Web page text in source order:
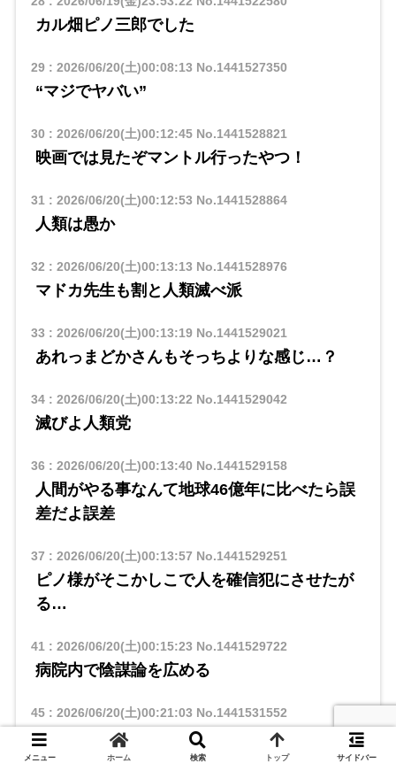
カル畑ピノ三郎でした
29: 2026/06/20(土)00:08:13 No.1441527350
“マジでヤバい”
30 : 2026/06/20(土)00:12:45No.1441528821
映画では見たぞマントル行ったやつ！
31 : 2026/06/20(土)00:12:53 No.1441528864
人類は愚か
32 : 2026/06/20(土)00:13:13 No.1441528976
マドカ先生も割と人類滅べ派
33 : 2026/06/20(土)00:13:19No.1441529021
あれっまどかさんもそっちよりな感じ…？
34: 2026/06/20(土)00:13:22 No.1441529042
滅びよ人類党
36 : 2026/06/20(土)00:13:40 No.1441529158
人間がやる事なんて地球46億年に比べたら誤
差だよ誤差
37 : 2026/06/20(土)00:13:57 No.1441529251
ピノ様がそこかしこで人を確信犯にさせたが
る…
41 : 2026/06/20(土)00:15:23 No.1441529722
病院内で陰謀論を広める
45: 2026/06/20(土)00:21:03 No.1441531552
こうやって人の命を握って影響力を増してい
くんだな
メニュー ホーム 検索 トップ サイドバー